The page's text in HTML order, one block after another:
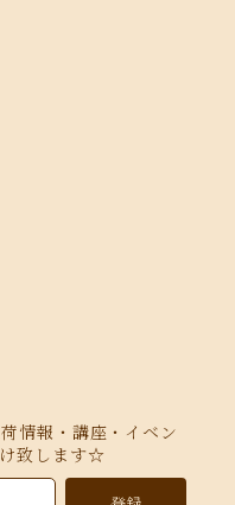
情報・講座・イベン
致します☆